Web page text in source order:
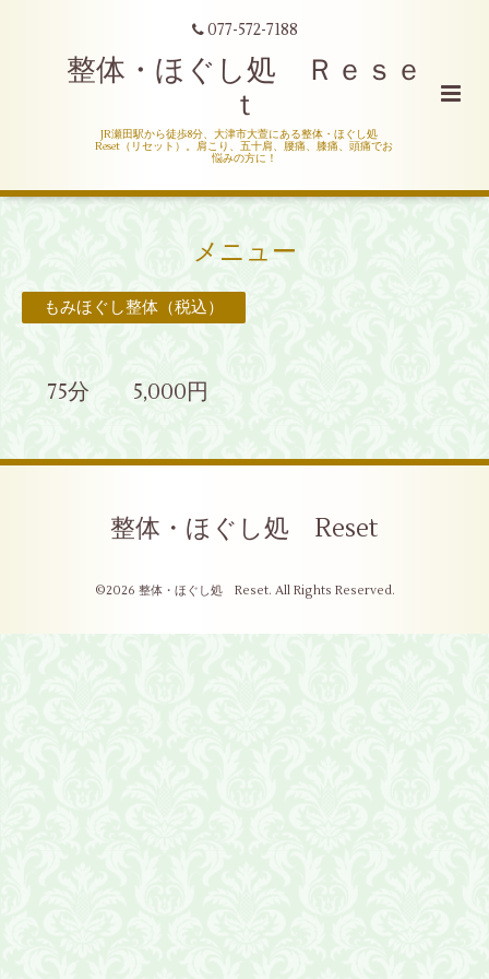
077-572-7188
整体・ほぐし処 Ｒｅｓｅ
ｔ
JR瀬田駅から徒歩8分、大津市大萱にある整体・ほぐし処
Reset（リセット）。肩こり、五十肩、腰痛、膝痛、頭痛でお
悩みの方に！
メニュー
もみほぐし整体（税込）
75分 5,000円
整体・ほぐし処 Reset
©2026 整体・ほぐし処 Reset. All Rights Reserved.